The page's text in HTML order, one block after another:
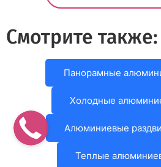
Смотрите также:
Панорамные
Холодные
Алюминиевые
Теплые